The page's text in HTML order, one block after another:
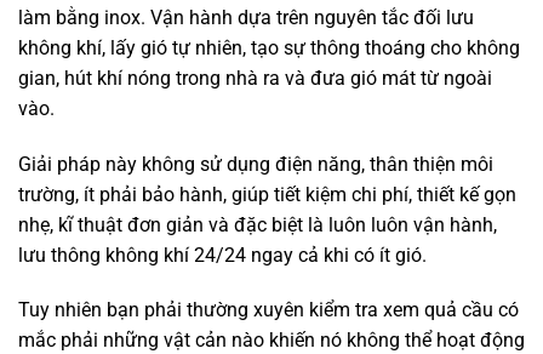
làm bằng inox. Vận hành dựa trên nguyên tắc đối lưu
không khí, lấy gió tự nhiên, tạo sự thông thoáng cho không
gian, hút khí nóng trong nhà ra và đưa gió mát từ ngoài
vào.
Giải pháp này không sử dụng điện năng, thân thiện môi
trường, ít phải bảo hành, giúp tiết kiệm chi phí, thiết kế gọn
nhẹ, kĩ thuật đơn giản và đặc biệt là luôn luôn vận hành,
lưu thông không khí 24/24 ngay cả khi có ít gió.
Tuy nhiên bạn phải thường xuyên kiểm tra xem quả cầu có
mắc phải những vật cản nào khiến nó không thể hoạt động